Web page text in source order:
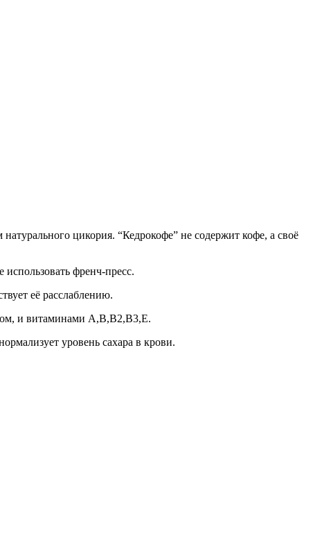
цикория. “Кедрокофе” не содержит кофе, а своё
френч-пресс.
её расслаблению.
и витаминами А,B,B2,B3,E.
уровень сахара в крови.